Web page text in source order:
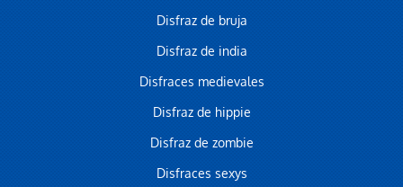
Disfraz de bruja
Disfraz de india
Disfraces medievales
Disfraz de hippie
Disfraz de zombie
Disfraces sexys